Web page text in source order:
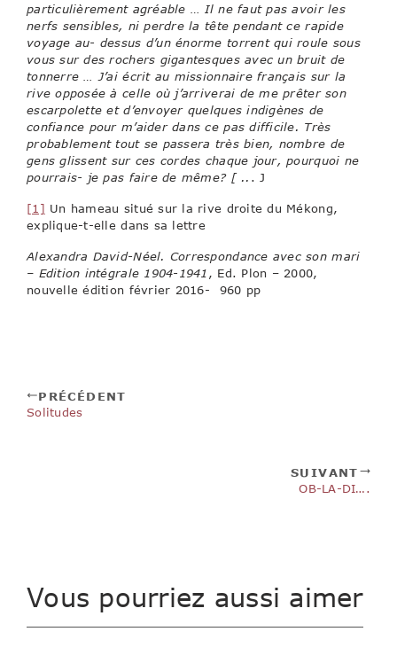
particulièrement agréable … Il ne faut pas avoir les
nerfs sensibles, ni perdre la tête pendant ce rapide
voyage au- dessus d’un énorme torrent qui roule sous
vous sur des rochers gigantesques avec un bruit de
tonnerre … J’ai écrit au missionnaire français sur la
rive opposée à celle où j’arriverai de me prêter son
escarpolette et d’envoyer quelques indigènes de
confiance pour m’aider dans ce pas difficile. Très
probablement tout se passera très bien, nombre de
gens glissent sur ces cordes chaque jour, pourquoi ne
pourrais- je pas faire de même? [ .. . J
[1] Un hameau situé sur la rive droite du Mékong,
explique-t-elle dans sa lettre
Alexandra David-Néel. Correspondance avec son mari
– Edition intégrale 1904-1941 , Ed. Plon – 2000,
nouvelle édition février 2016- 960 pp
PRÉCÉDENT
Solitudes
SUIVANT
OB-LA-DI….
Vous pourriez aussi aimer